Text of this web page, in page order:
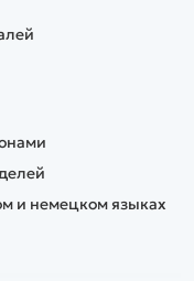
и немецком языках